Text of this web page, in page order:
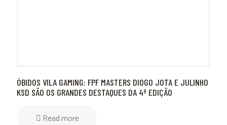
ÓBIDOS VILA GAMING: FPF MASTERS DIOGO JOTA E JULINHO
KSD SÃO OS GRANDES DESTAQUES DA 4ª EDIÇÃO
Read more